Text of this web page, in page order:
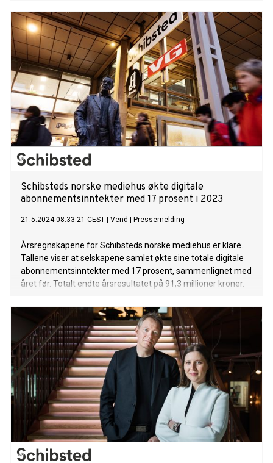
forhandlingsgrunnlag til å styrke økonomien, tipser Minsaas.
Schibsteds norske mediehus økte digitale
abonnementsinntekter med 17 prosent i 2023
21.5.2024 08:33:21 CEST Vend Pressemelding
Årsregnskapene for Schibsteds norske mediehus er klare.
Tallene viser at selskapene samlet økte sine totale digitale
abonnementsinntekter med 17 prosent, sammenlignet med
året før. Totalt endte årsresultatet på 91,3 millioner kroner.